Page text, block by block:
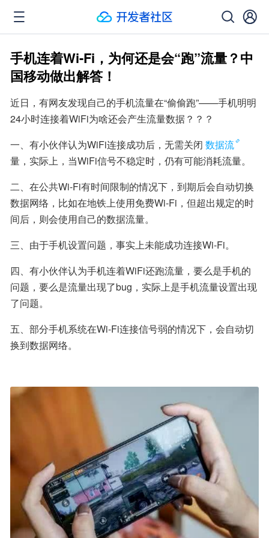
手机连着Wi-Fi，为何还是会“跑”流量？中
国移动做出解答！
近日，有网友发现自己的手机流量在“偷偷跑”——手机明明
24小时连接着WiFi为啥还会产生流量数据？？？
一、有小伙伴认为WiFi连接成功后，无需关闭 数据流
量，实际上，当WiFi信号不稳定时，仍有可能消耗流量。
二、在公共Wi-Fi有时间限制的情况下，到期后会自动切换
数据网络，比如在地铁上使用免费Wi-Fi，但超出规定的时
间后，则会使用自己的数据流量。
三、由于手机设置问题，事实上未能成功连接Wi-Fi。
四、有小伙伴认为手机连着WiFi还跑流量，要么是手机的
问题，要么是流量出现了bug，实际上是手机流量设置出现
了问题。
五、部分手机系统在Wi-Fi连接信号弱的情况下，会自动切
换到数据网络。